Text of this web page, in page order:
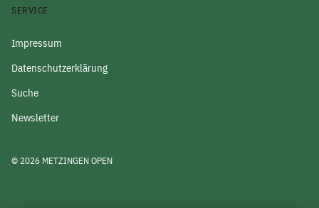
SERVICE
Impressum
Datenschutzerklärung
Suche
Newsletter
© 2026 METZINGEN OPEN